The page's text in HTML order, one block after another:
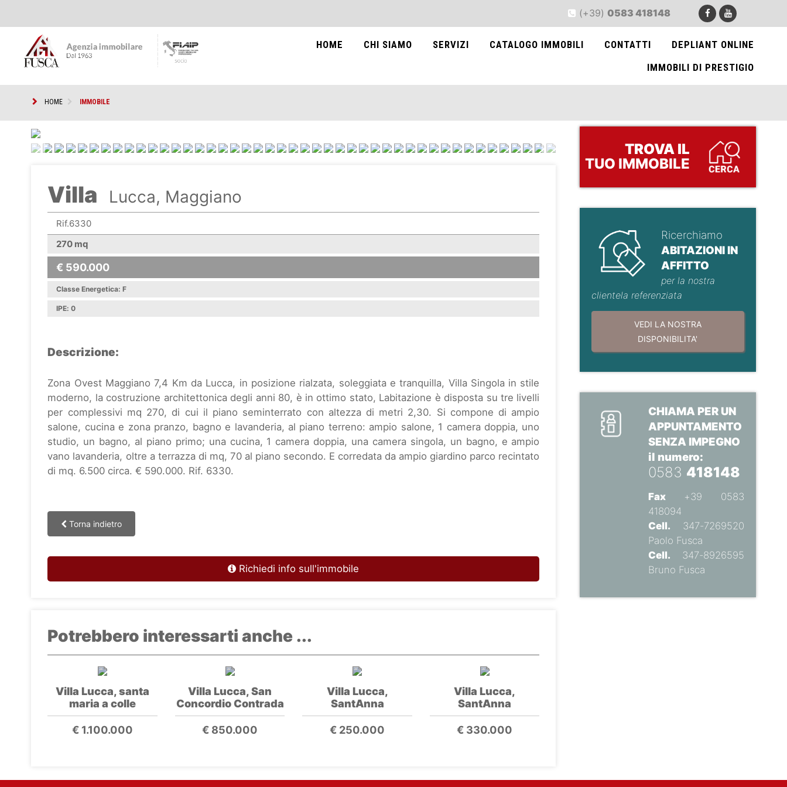
(+39)0583 418148
HOME CHI SIAMO SERVIZI CATALOGO IMMOBILI CONTATTI
DEPLIANT ONLINE
IMMOBILI DI PRESTIGIO
HOME IMMOBILE
Villa Lucca, Maggiano
Rif.6330
270 mq
€ 590.000
Classe Energetica: F
IPE: 0
Descrizione:
Zona Ovest Maggiano 7,4 Km da Lucca, in posizione rialzata, soleggiata e tranquilla, Villa Singola in stile
moderno, la costruzione architettonica degli anni 80, è in ottimo stato, Labitazione è disposta su tre livelli
per complessivi mq 270, di cui il piano seminterrato con altezza di metri 2,30. Si compone di ampio
salone, cucina e zona pranzo, bagno e lavanderia, al piano terreno: ampio salone, 1 camera doppia, uno
studio, un bagno, al piano primo; una cucina, 1 camera doppia, una camera singola, un bagno, e ampio
vano lavanderia, oltre a terrazza di mq, 70 al piano secondo. E corredata da ampio giardino parco recintato
di mq. 6.500 circa. € 590.000. Rif. 6330.
Torna indietro
Richiedi info sull'immobile
Potrebbero interessarti anche ...
Villa Lucca, santa
maria a colle
€ 1.100.000
Villa Lucca, San
Concordio Contrada
€ 850.000
Villa Lucca,
SantAnna
€ 250.000
Villa Lucca,
SantAnna
€ 330.000
TROVA IL
TUO IMMOBILE
Ricerchiamo
ABITAZIONI IN
AFFITTO
per la nostra
clientela referenziata
VEDI LA NOSTRA
DISPONIBILITA'
CHIAMA PER UN
APPUNTAMENTO
SENZA IMPEGNO
il numero:
0583 418148
Fax+39 0583
418094
Cell. 347-7269520
Paolo Fusca
Cell. 347-8926595
Bruno Fusca